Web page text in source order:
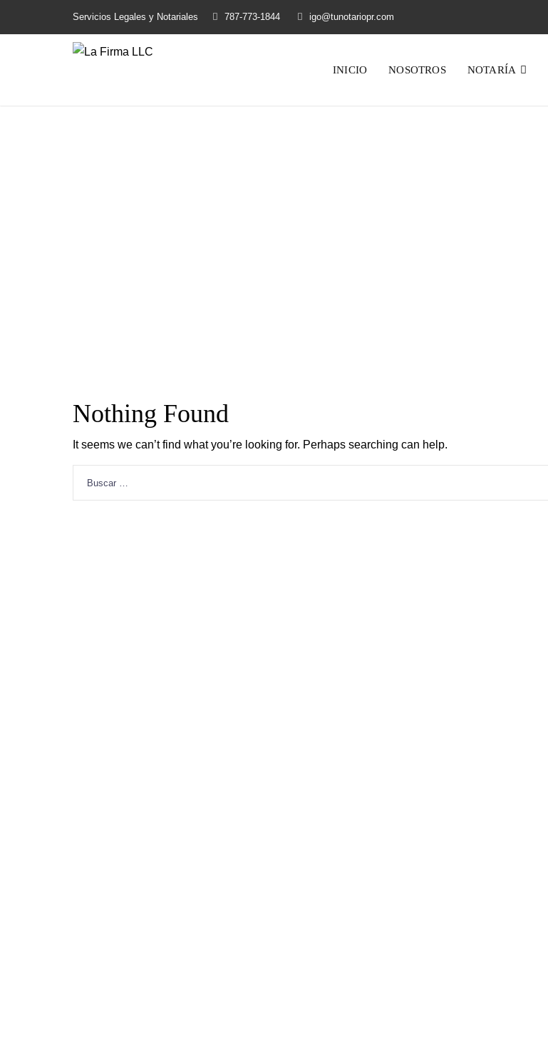
Servicios Legales y Notariales 787-773-1844 igo@tunotariopr.com
INICIO NOSOTROS NOTARÍA
Nothing Found
It seems we can’t find what you’re looking for. Perhaps searching can help.